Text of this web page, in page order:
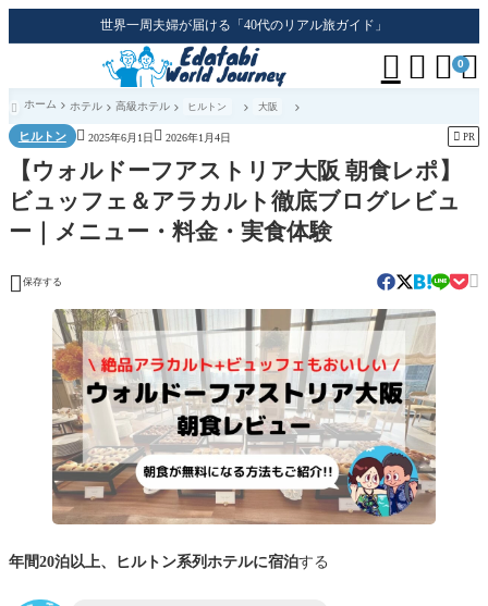
世界一周夫婦が届ける「40代のリアル旅ガイド」
   0
 ホーム ホテル 高級ホテル ヒルトン 大阪
ヒルトン  2025年6月1日  2026年1月4日  PR
【ウォルドーフアストリア大阪 朝食レポ】
ビュッフェ＆アラカルト徹底ブログレビュ
ー｜メニュー・料金・実食体験
 保存する 
年間20泊以上、ヒルトン系列ホテルに宿泊する